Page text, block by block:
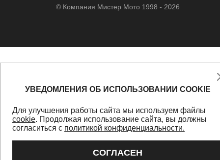
© Компания Мистер Мото 1998 - 2026
УВЕДОМЛЕНИЯ ОБ ИСПОЛЬЗОВАНИИ COOKIE
Для улучшения работы сайта мы используем файлы
cookie. Продолжая использование сайта, вы должны
согласиться с политикой конфиденциальности.
СОГЛАСЕН